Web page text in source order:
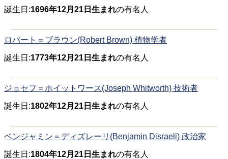
誕生日:1696年12月21日生まれの有名人
ロバート＝ブラウン(Robert Brown) 植物学者
誕生日:1773年12月21日生まれの有名人
ジョセフ＝ホイットワース(Joseph Whitworth) 技術者
誕生日:1802年12月21日生まれの有名人
ベンジャミン＝ディズレーリ(Benjamin Disraeli) 政治家
誕生日:1804年12月21日生まれの有名人